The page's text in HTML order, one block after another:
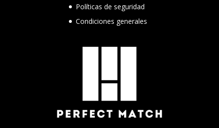
Políticas de seguridad
Condiciones generales